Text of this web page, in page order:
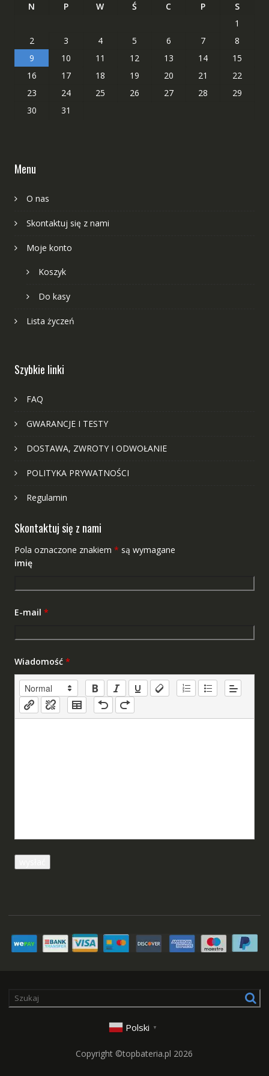
N P W Ś C P
S
1
2
3 4 5 6 7
8
9
10 11 12 13 14
15
16
17 18 19 20 21
22
23
24 25 26 27 28
29
30
31
Menu
O nas
Skontaktuj się z nami
Moje konto
Koszyk
Do kasy
Lista życzeń
Szybkie linki
FAQ
GWARANCJE I TESTY
DOSTAWA, ZWROTY I ODWOŁANIE
POLITYKA PRYWATNOŚCI
Regulamin
Skontaktuj się z nami
Pola oznaczone znakiem * są wymagane
imię
E-mail *
Wiadomość *
Polski ▼
Copyright ©topbateria.pl 2026